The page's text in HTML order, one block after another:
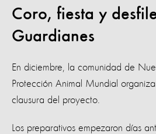
Coro, fiesta y
Guardianes
En diciembre, la comunidad de
Protección Animal Mundial
clausura del proyecto.
Los preparativos empezaron días